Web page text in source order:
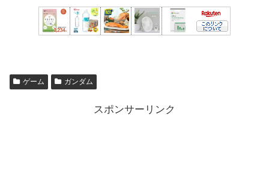
ゲーム ガンダム
スポンサーリンク